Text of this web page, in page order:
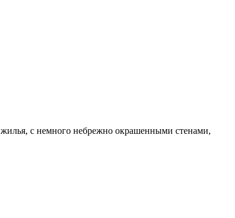
с немного небрежно окрашенными стенами,